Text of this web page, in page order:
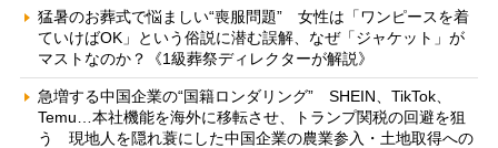
猛暑のお葬式で悩ましい“喪服問題” 女性は「ワンピースを着
ていけばOK」という俗説に潜む誤解、なぜ「ジャケット」が
マストなのか？《1級葬祭ディレクターが解説》
急増する中国企業の“国籍ロンダリング” SHEIN、TikTok、
Temu…本社機能を海外に移転させ、トランプ関税の回避を狙
う 現地人を隠れ蓑にした中国企業の農業参入・土地取得への